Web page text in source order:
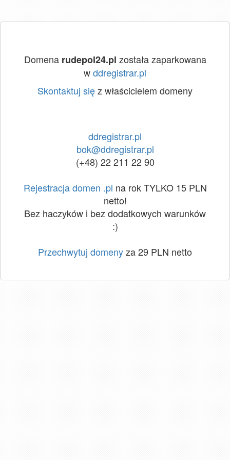
Domena rudepol24.pl została zaparkowana
wddregistrar.pl
Skontaktuj sięz właścicielem domeny
ddregistrar.pl
bok@ddregistrar.pl
(+48) 22 211 22 90
Rejestracja domen .pl na rok TYLKO 15 PLN
netto!
Bez haczyków i bez dodatkowych warunków
:)
Przechwytuj domenyza 29 PLN netto